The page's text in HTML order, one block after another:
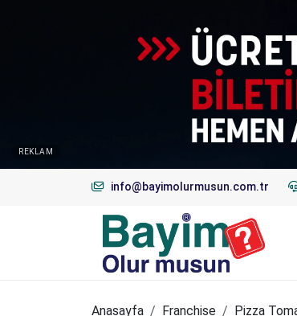
REKLAM
info@bayimolurmusun.com.tr
Anasayfa Franchise Pizza